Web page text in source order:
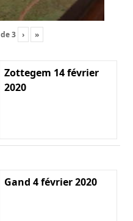
de3 › »
Zottegem 14 février
2020
Gand 4 février 2020